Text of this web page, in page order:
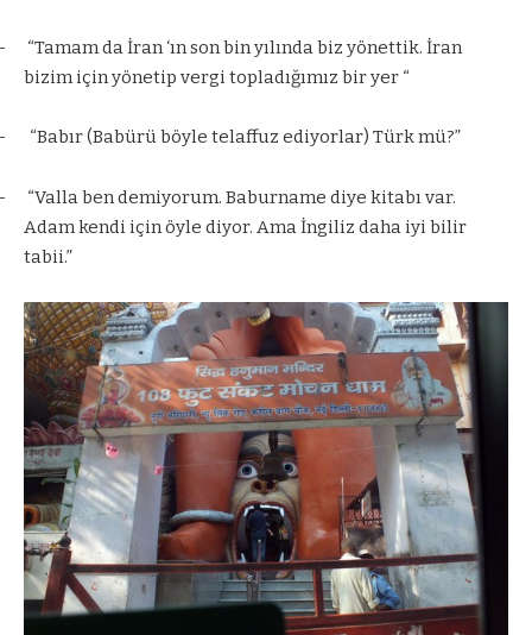
“Tamam da İran ‘ın son bin yılında biz yönettik. İran
bizim için yönetip vergi topladığımız bir yer “
“Babır (Babürü böyle telaffuz ediyorlar) Türk mü?”
“Valla ben demiyorum. Baburname diye kitabı var.
Adam kendi için öyle diyor. Ama İngiliz daha iyi bilir
tabii.”